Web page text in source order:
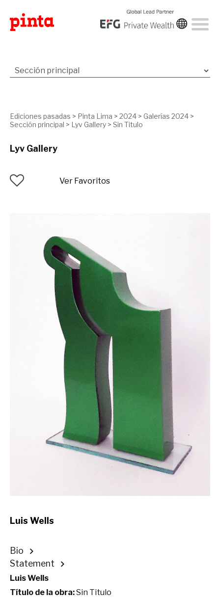
Ediciones pasadas > Pinta Lima > 2024 > Galerías 2024 >
Sección principal > Lyv Gallery > Sin Titulo
Lyv Gallery
Ver Favoritos
Luis Wells
Bio
Statement
Luis Wells
Título de la obra:Sin Titulo